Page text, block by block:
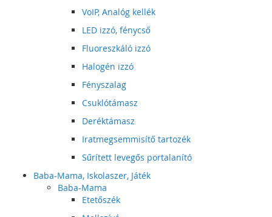
VoIP, Analóg kellék
LED izzó, fénycső
Fluoreszkáló izzó
Halogén izzó
Fényszalag
Csuklótámasz
Deréktámasz
Iratmegsemmisítő tartozék
Sűrített levegős portalanító
Baba-Mama, Iskolaszer, Játék
Baba-Mama
Etetőszék